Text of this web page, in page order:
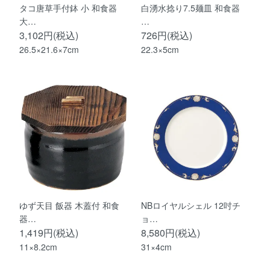
タコ唐草手付鉢 小 和食器
大…
3,102円(税込)
26.5×21.6×7cm
白湧水捻り7.5麺皿 和食器
…
726円(税込)
22.3×5cm
ゆず天目 飯器 木蓋付 和食
器…
1,419円(税込)
11×8.2cm
NBロイヤルシェル 12吋チ
ョ…
8,580円(税込)
31×4cm